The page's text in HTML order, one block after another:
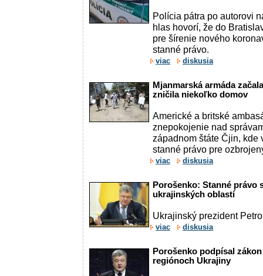
Polícia pátra po autorovi
hlas hovorí, že do
pre šírenie nového
stanné právo.
viac diskusia
Mjanmarská armáda
zničila niekoľko domov
Americké a britské
znepokojenie nad
západnom štáte Čjin,
stanné právo pre
viac diskusia
Porošenko: Stanné právo
ukrajinských oblastí
Ukrajinský prezident
viac diskusia
Porošenko podpísal
regiónoch Ukrajiny